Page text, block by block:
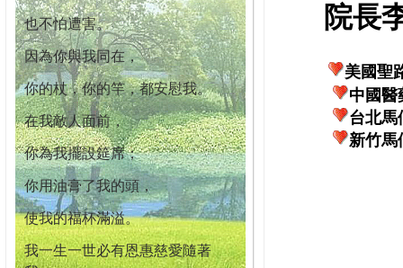
也不怕遭害。
因為你與我同在，
你的杖，你的竿，都安慰我。
在我敵人面前，
你為我擺設筵席；
你用油膏了我的頭，
使我的福杯滿溢。
我一生一世必有恩惠慈愛隨著
院長李
美國聖
中國醫
台北馬
新竹馬